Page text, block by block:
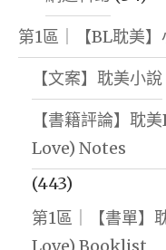
第1區｜【BL耽美
【文案】耽美小說
【書籍評論】耽
Love) Notes
(443)
第1區｜【書單】
Love) Booklist